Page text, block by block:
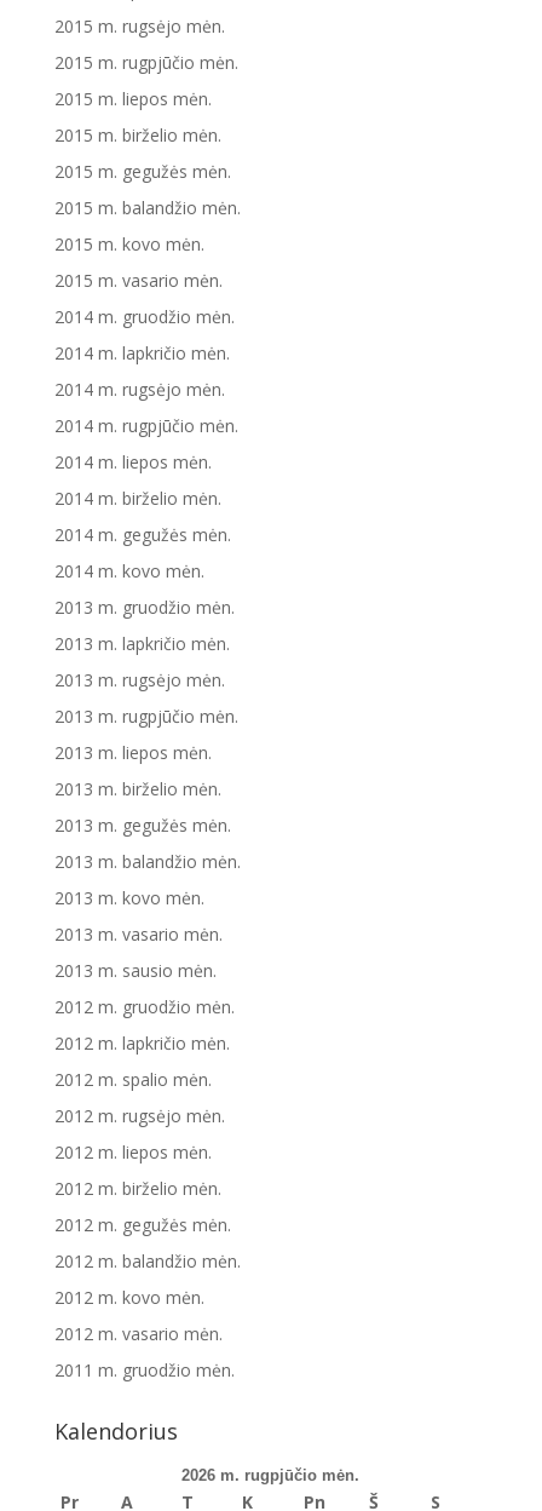
2015 m. rugsėjo mėn.
2015 m. rugpjūčio mėn.
2015 m. liepos mėn.
2015 m. birželio mėn.
2015 m. gegužės mėn.
2015 m. balandžio mėn.
2015 m. kovo mėn.
2015 m. vasario mėn.
2014 m. gruodžio mėn.
2014 m. lapkričio mėn.
2014 m. rugsėjo mėn.
2014 m. rugpjūčio mėn.
2014 m. liepos mėn.
2014 m. birželio mėn.
2014 m. gegužės mėn.
2014 m. kovo mėn.
2013 m. gruodžio mėn.
2013 m. lapkričio mėn.
2013 m. rugsėjo mėn.
2013 m. rugpjūčio mėn.
2013 m. liepos mėn.
2013 m. birželio mėn.
2013 m. gegužės mėn.
2013 m. balandžio mėn.
2013 m. kovo mėn.
2013 m. vasario mėn.
2013 m. sausio mėn.
2012 m. gruodžio mėn.
2012 m. lapkričio mėn.
2012 m. spalio mėn.
2012 m. rugsėjo mėn.
2012 m. liepos mėn.
2012 m. birželio mėn.
2012 m. gegužės mėn.
2012 m. balandžio mėn.
2012 m. kovo mėn.
2012 m. vasario mėn.
2011 m. gruodžio mėn.
Kalendorius
2026 m. rugpjūčio mėn.
Pr A T K Pn Š S